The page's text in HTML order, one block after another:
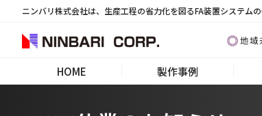
ニンバリ株式会社は、生産工程の省力化を図るFA装置システム
HOME 製作事例